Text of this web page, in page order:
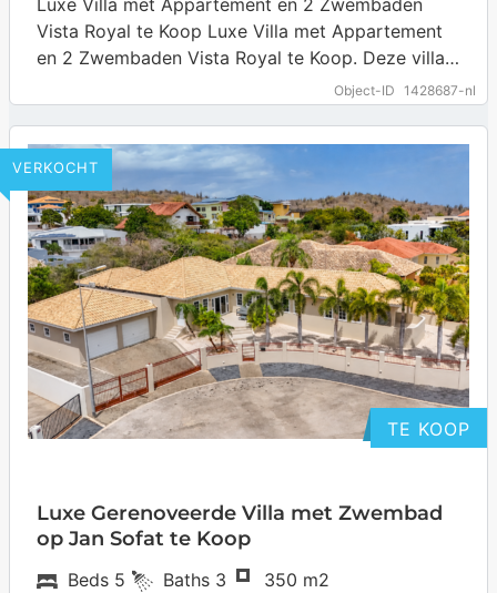
Object-ID 1428687-nl
Vista Royal te Koop Luxe Villa met Appartement
en 2 Zwembaden Vista Royal te Koop. Deze villa
VERKOCHT
TE KOOP
Luxe Gerenoveerde Villa met Zwembad
op Jan Sofat te Koop
Beds 5 Baths 3
350 m2